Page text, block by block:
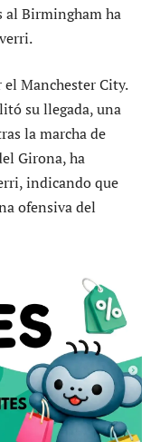
al Birmingham ha
Manchester City.
su llegada, una
la marcha de
Girona, ha
indicando que
ofensiva del